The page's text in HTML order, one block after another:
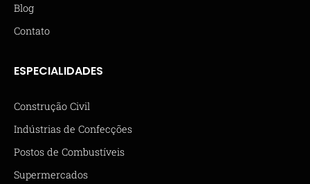
Blog
Contato
ESPECIALIDADES
Construção Civil
Indústrias de Confecções
Postos de Combustíveis
Supermercados